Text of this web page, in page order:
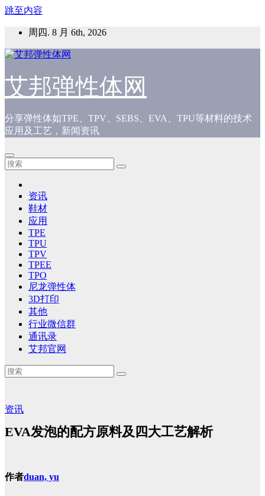
跳至内容
周四. 8 月 6th, 2026
艾邦弹性体网
分享弹性体如TPE、TPV、SEBS、EVA、TPU等材料的技术
应用及工艺，新闻资讯
资讯
鞋材
应用
TPE
TPU
TPV
TPEE
TPO
尼龙弹性体
3D打印
其他
行业微信群
通讯录
艾邦官网
资讯
EVA发泡的配方原料及四大工艺解析
作者duan, yu